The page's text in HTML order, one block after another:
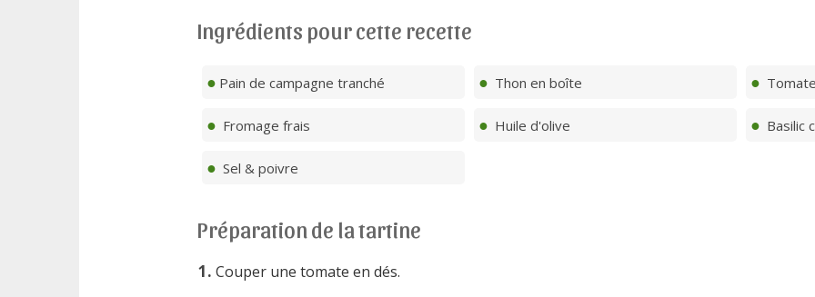
Ingrédients pour cette recette
Pain de campagne tranché Thon en boîte
Fromage frais Huile d'olive Basilic
Sel & poivre
Préparation de la tartine
Couper une tomate en dés.